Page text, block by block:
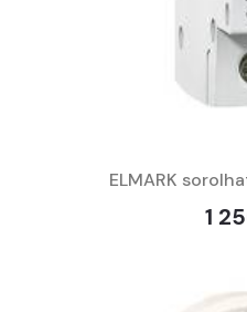
ELMARK
1